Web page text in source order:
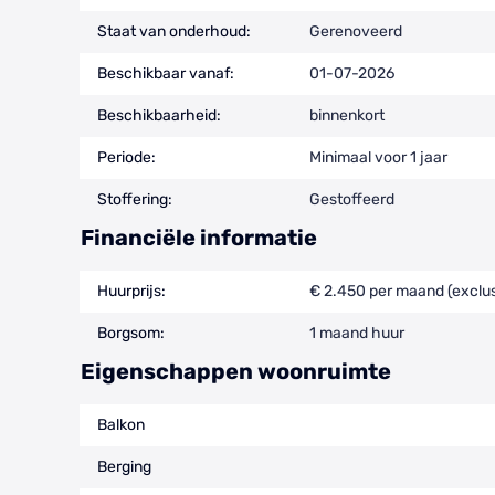
Staat van onderhoud: Gerenoveerd
Beschikbaar vanaf: 01-07-2026
Beschikbaarheid: binnenkort
Periode: Minimaal voor 1 jaar
Stoffering: Gestoffeerd
Financiële informatie
Huurprijs: € 2.450 per maand
Borgsom: 1 maand huur
Eigenschappen woonruimte
Balkon
Berging